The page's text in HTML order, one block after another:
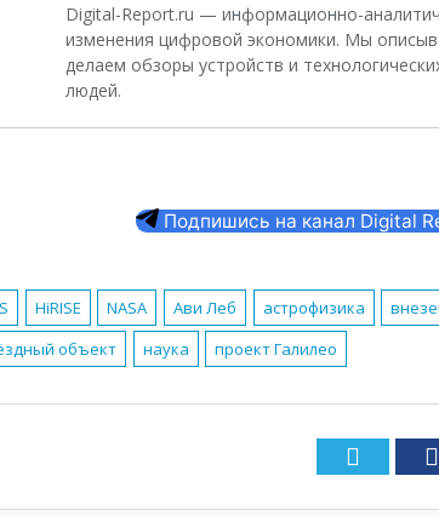
Digital-Report.ru — информационно-
изменения цифровой экономики. Мы
делаем обзоры устройств и
людей.
Подпишись на канал Digital
HiRISE NASA Ави Леб астрофизика
объект
наука проект Галилео
Twitter